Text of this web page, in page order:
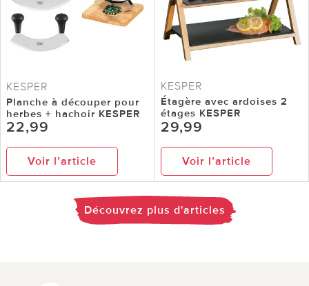
KESPER
Planche à découper pour
herbes + hachoir KESPER
22,99
Voir l’article
KESPER
Étagère avec ardoises 2
étages KESPER
29,99
Voir l’article
Découvrez plus d'articles